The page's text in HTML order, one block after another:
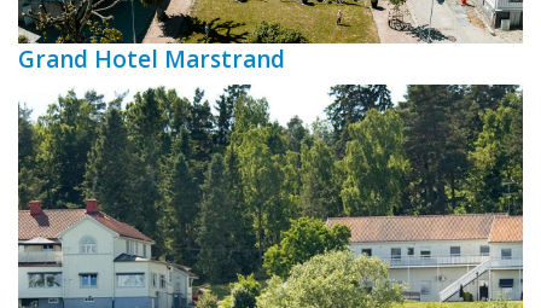
Grand Hotel Marstrand